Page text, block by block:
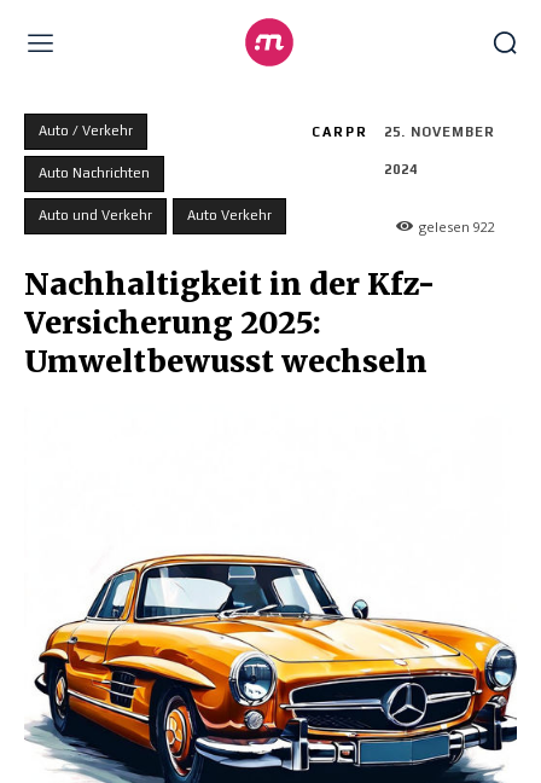
Auto / Verkehr
Auto Nachrichten
Auto und Verkehr Auto Verkehr
CARPR 25. NOVEMBER
2024
gelesen 922
Nachhaltigkeit in der Kfz-
Versicherung 2025:
Umweltbewusst wechseln